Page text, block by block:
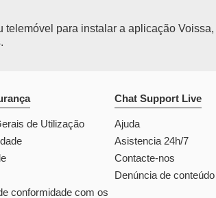
telemóvel para instalar a aplicação
de Utilização
conformidade com os
Chat Support Live
Ajuda
Asistencia 24h/7
Contacte-nos
Denúncia de conteúdo